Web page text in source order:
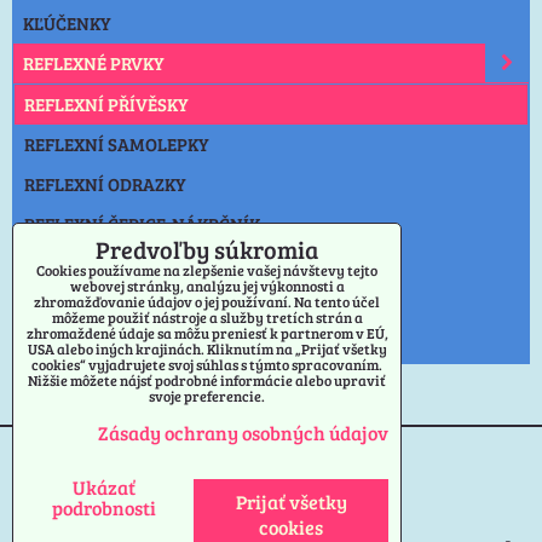
KĽÚČENKY
REFLEXNÉ PRVKY
REFLEXNÍ PŘÍVĚSKY
REFLEXNÍ SAMOLEPKY
REFLEXNÍ ODRAZKY
REFLEXNÍ ČEPICE-NÁKRČNÍK
SVIETIDLO
NOŽE
OSTATNÉ
Predvoľby súkromia
Zásady ochrany osobných údajov
Predvoľby súkromia
Cookies používame na zlepšenie vašej návštevy tejto
webovej stránky, analýzu jej výkonnosti a
zhromažďovanie údajov o jej používaní. Na tento účel
môžeme použiť nástroje a služby tretích strán a
zhromaždené údaje sa môžu preniesť k partnerom v EÚ,
USA alebo iných krajinách. Kliknutím na „Prijať všetky
cookies“ vyjadrujete svoj súhlas s týmto spracovaním.
Nižšie môžete nájsť podrobné informácie alebo upraviť
svoje preferencie.
Zásady ochrany osobných údajov
Ukázať
podrobnosti
Prijať všetky
cookies